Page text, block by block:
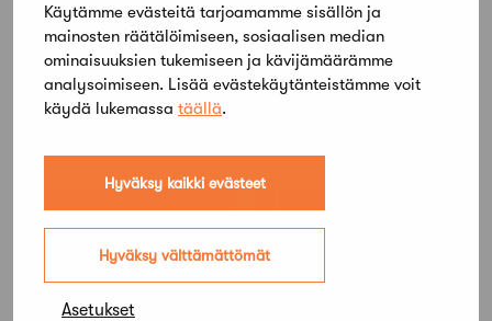
Käytämme evästeitä tarjoamamme sisällön ja
mainosten räätälöimiseen, sosiaalisen median
ominaisuuksien tukemiseen ja kävijämäärämme
analysoimiseen. Lisää evästekäytänteistämme voit
käydä lukemassa täällä.
Hyväksy kaikki evästeet
Hyväksy välttämättömät
Asetukset
19 tammikuun, 2024
Yrittäjä-Safassa jaetaan kokemuksia
johtamisesta, yrittäjyydestä ja